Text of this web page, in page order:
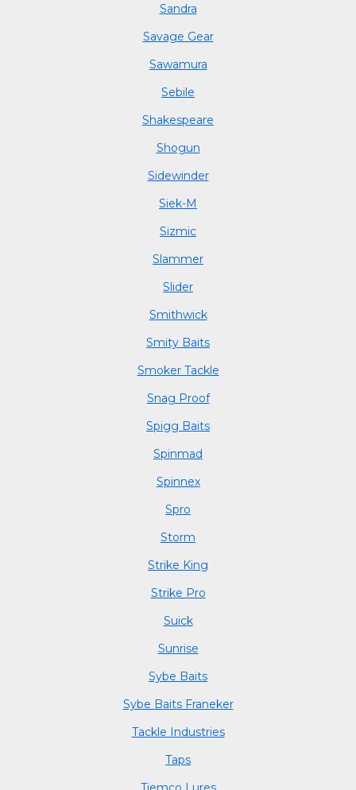
Sandra
Savage Gear
Sawamura
Sebile
Shakespeare
Shogun
Sidewinder
Siek-M
Sizmic
Slammer
Slider
Smithwick
Smity Baits
Smoker Tackle
Snag Proof
Spigg Baits
Spinmad
Spinnex
Spro
Storm
Strike King
Strike Pro
Suick
Sunrise
Sybe Baits
Sybe Baits Franeker
Tackle Industries
Taps